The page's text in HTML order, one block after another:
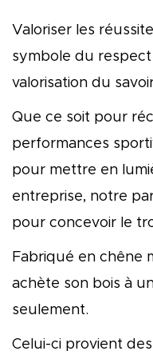
Valoriser les
symbole du
valorisation du
Que ce soit pour
performances
pour mettre en
entreprise, notre
pour concevoir le
Fabriqué en chêne
achète son bois à
seulement.
Celui-ci provient